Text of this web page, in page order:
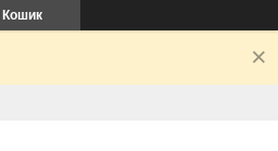
Кошик